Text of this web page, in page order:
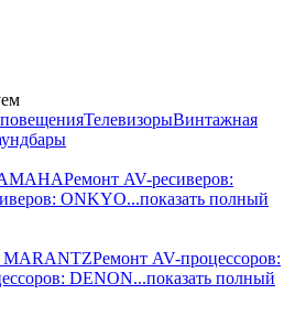
ТелевизорыВинтажная
Ремонт AV-реcиверов:
ONKYO...показать полный
MARANTZРемонт AV-процессоров:
DENON...показать полный